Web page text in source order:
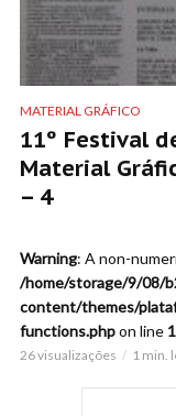
MATERIAL GRÁFICO
11º Festival
Material
– 4
Warning: A non-
/home/storage/9/08/
content/themes/
functions.phpon line
26 visualizações 1 min.